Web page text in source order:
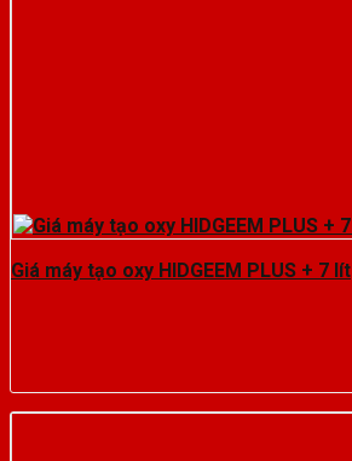
Giá máy tạo oxy HIDGEEM PLUS + 7 lít